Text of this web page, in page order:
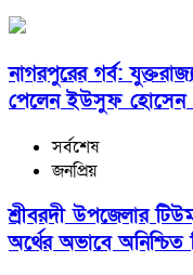
নাগরপুরের গর্ব:
পেলেন ইউসুফ হোসেন
সর্বশেষ
জনপ্রিয়
শ্রীবরদী উপজেলার
অর্থের অভাবে অনিশ্চিত